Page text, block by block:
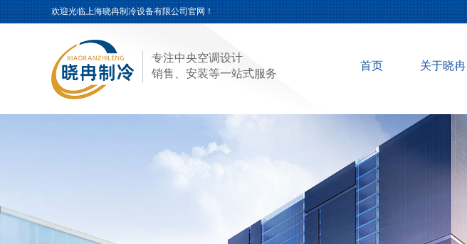
专注中央空调设计
销售、安装等一站式服务
首页 关于晓冉
欢迎光临上海晓冉制冷设备有限公司官网！